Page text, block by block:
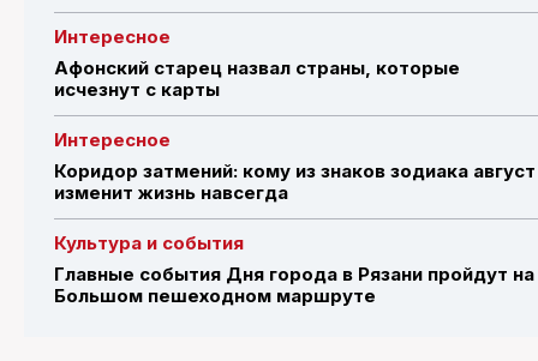
Интересное
Афонский старец назвал страны, которые
исчезнут с карты
Интересное
Коридор затмений: кому из знаков зодиака август
изменит жизнь навсегда
Культура и события
Главные события Дня города в Рязани пройдут на
Большом пешеходном маршруте